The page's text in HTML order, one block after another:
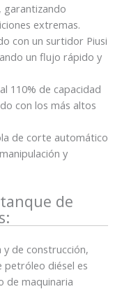
garantizando
extremas.
con un surtidor Piusi
un flujo rápido y
110% de capacidad
con los más altos
de corte automático
y
de
de construcción,
petróleo diésel es
de maquinaria